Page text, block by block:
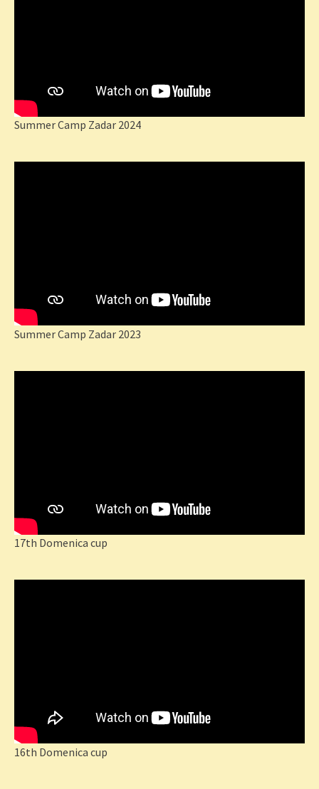
Summer Camp Zadar 2024
Summer Camp Zadar 2023
17th Domenica cup
16th Domenica cup